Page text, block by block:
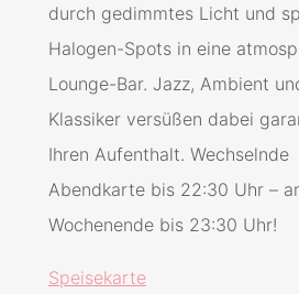
durch gedimmtes Licht und
Halogen-Spots in eine
Lounge-Bar. Jazz, Ambient
Klassiker versüßen dabei
Ihren Aufenthalt. Wechselnde
Abendkarte bis 22:30 Uhr –
Wochenende bis 23:30 Uhr!
Speisekarte